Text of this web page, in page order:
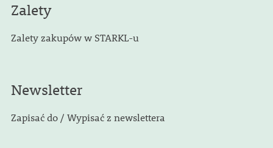
Zalety
Zalety zakupów w STARKL-u
Newsletter
Zapisać do / Wypisać z newslettera